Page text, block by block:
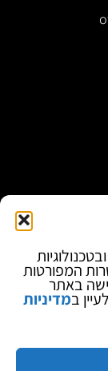
המפורטות
באתר
במדיניות